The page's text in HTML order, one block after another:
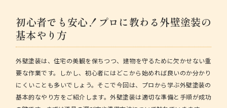
初心者でも安心！プロに教わる外壁塗装の
基本やり方
外壁塗装は、住宅の美観を保ちつつ、建物を守るために欠かせない重
要な作業です。しかし、初心者にはどこから始めれば良いのか分かり
にくいことも多いでしょう。そこで今回は、プロから学ぶ外壁塗装の
基本的なやり方をご紹介します。外壁塗装は適切な準備と手順が成功